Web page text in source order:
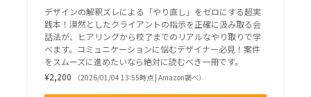
デザインの解釈ズレによる「やり直し」をゼロにする超実
践本！漠然としたクライアントの指示を正確に汲み取る会
話法が、ヒアリングから校了までのリアルなやり取りで学
べます。コミュニケーションに悩むデザイナー必見！案件
をスムーズに進めたいなら絶対に読むべき一冊です。
¥2,200
（2026/01/04 13:55時点 | Amazon調べ）